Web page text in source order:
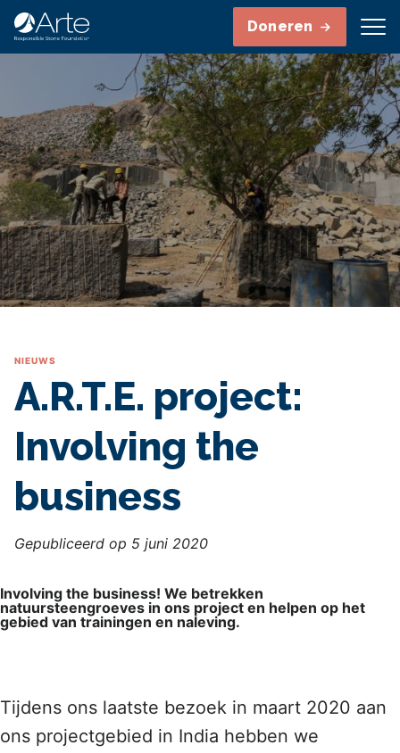
Doneren
NIEUWS
A.R.T.E. project:
Involving the
business
Gepubliceerd op 5 juni 2020
Involving the business! We betrekken
natuursteengroeves in ons project en helpen op het
gebied van trainingen en naleving.
Tijdens ons laatste bezoek in maart 2020 aan
ons projectgebied in India hebben we